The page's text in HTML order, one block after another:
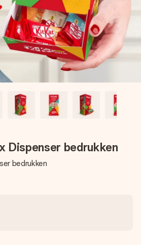
die raakt. Zonder gedoe, maar
het moment.
Dispenser bedrukken
bedrukken